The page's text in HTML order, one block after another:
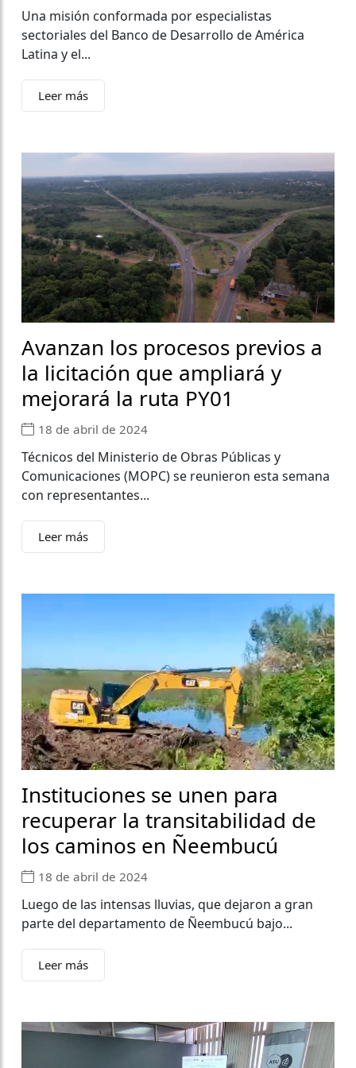
Una misión conformada por especialistas
sectoriales del Banco de Desarrollo de América
Latina y el...
Leer más
Avanzan los procesos previos a
la licitación que ampliará y
mejorará la ruta PY01
18 de abril de 2024
Técnicos del Ministerio de Obras Públicas y
Comunicaciones (MOPC) se reunieron esta semana
con representantes...
Leer más
Instituciones se unen para
recuperar la transitabilidad de
los caminos en Ñeembucú
18 de abril de 2024
Luego de las intensas lluvias, que dejaron a gran
parte del departamento de Ñeembucú bajo...
Leer más